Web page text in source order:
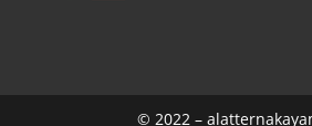
© 2022 –